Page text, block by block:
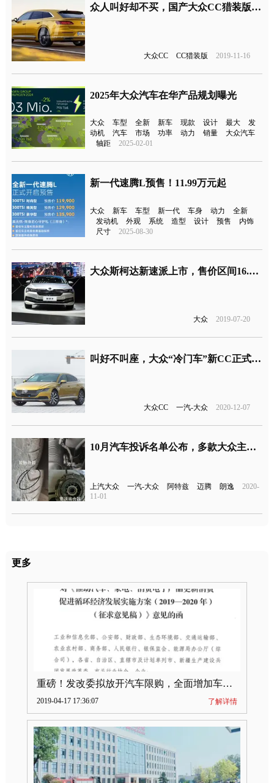
众人叫好却不买，国产大众CC猎装版正式公布
大众CC CC猎装版 2019-11-16
2025年大众汽车在华产品规划曝光
大众 车型 全新 新车 现款 设计 最大
发
动机
汽车 市场 功率 动力 销量
大众汽车
轴距
2025-02-01
新一代速腾L预售！11.99万元起
大众 新车 车型 新一代 车身 动力
全新
发动机
外观 系统 造型 设计 预售
内饰
尺寸
2025-08-30
大众斯柯达新速派上市，售价区间16.99-23.99万
大众 2019-07-20
叫好不叫座，大众“冷门车”新CC正式上市
大众CC 一汽-大众 2020-12-07
10月汽车投诉名单公布，多款大众主力车型上榜
上汽大众 一汽-大众 阿特兹 迈腾 朗逸
2020-
11-01
更多
重磅！发改委拟放开汽车限购，全面增加车牌指标
2019-04-17 17:36:07 了解详情